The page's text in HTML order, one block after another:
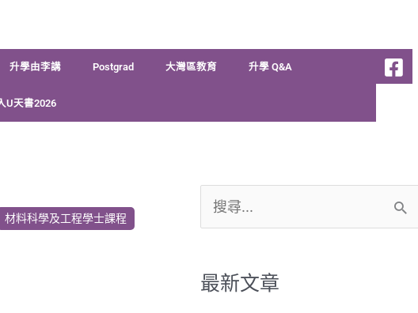
升學由李講 Postgrad 大灣區教育 升學 Q&A
U天書2026
材料科學及工程學士課程
尋
鍵
最新文章